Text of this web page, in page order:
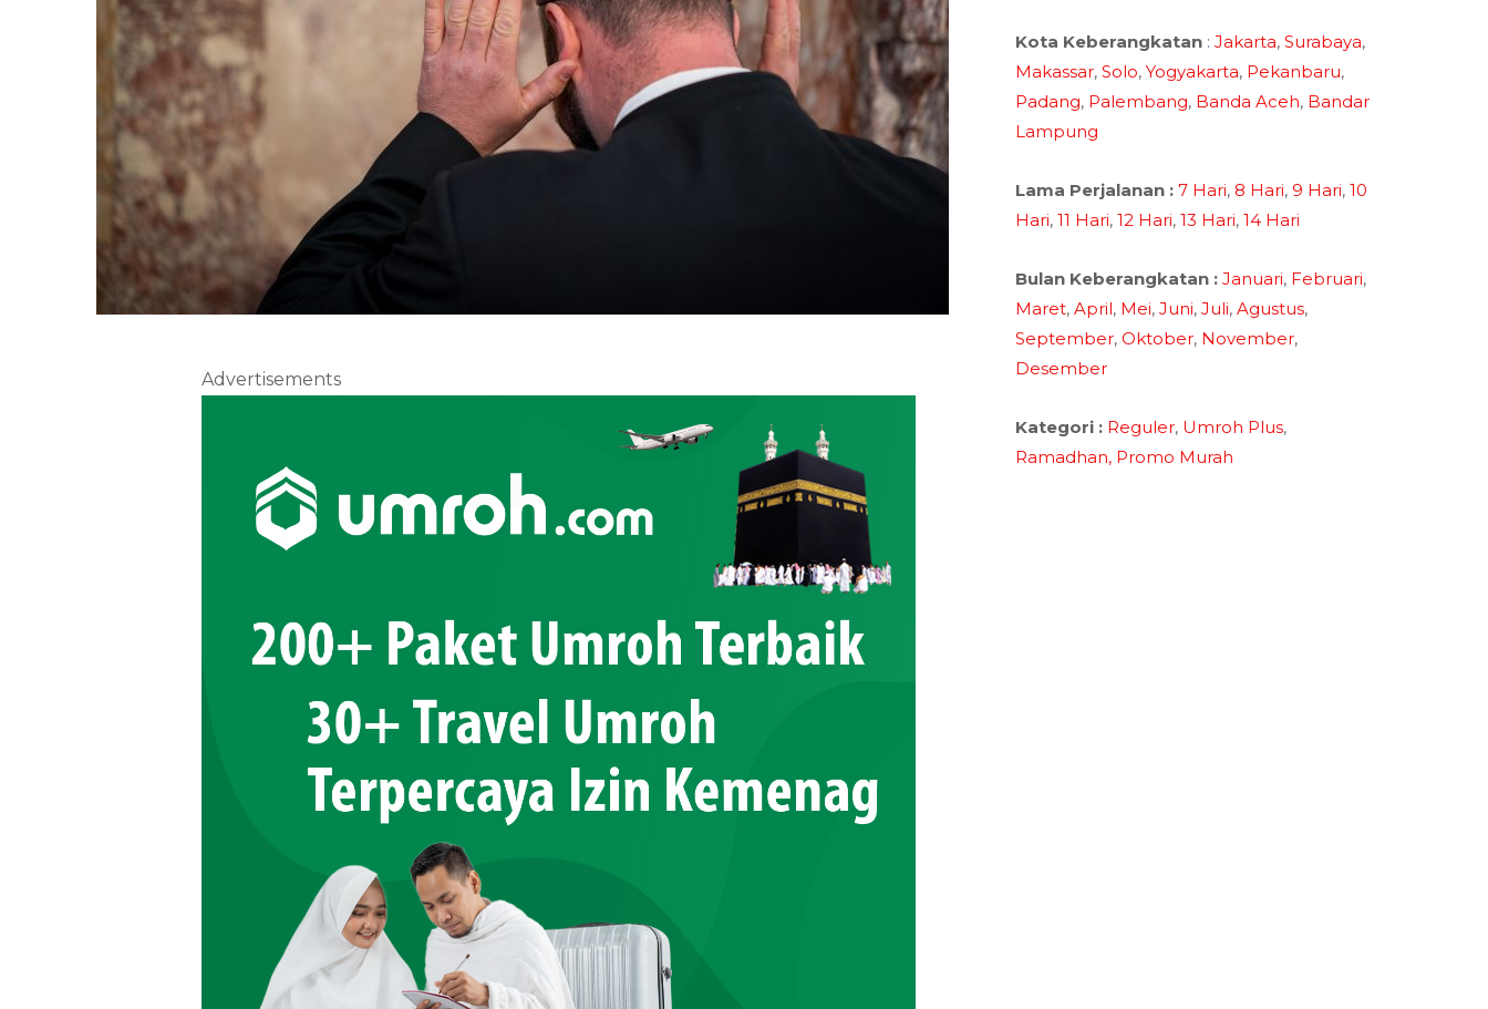
Advertisements
Kota Keberangkatan : Jakarta, Surabaya,
Makassar, Solo, Yogyakarta, Pekanbaru,
Padang, Palembang, Banda Aceh, Bandar
Lampung
Lama Perjalanan : 7 Hari, 8 Hari, 9 Hari, 10
Hari, 11 Hari, 12 Hari, 13 Hari, 14 Hari
Bulan Keberangkatan : Januari, Februari,
Maret, April, Mei, Juni, Juli, Agustus,
September, Oktober, November,
Desember
Kategori : Reguler, Umroh Plus,
Ramadhan, Promo Murah